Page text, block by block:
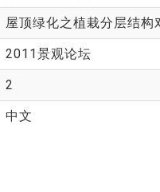
屋顶绿化之植栽分层结构
2011景观论坛
2
中文